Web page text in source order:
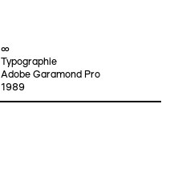
∞
Typographie
Adobe Garamond Pro
1989